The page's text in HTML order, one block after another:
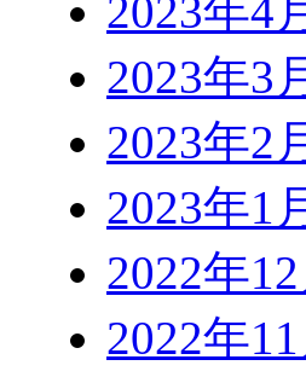
2023年4
2023年3
2023年2
2023年1
2022年12
2022年11